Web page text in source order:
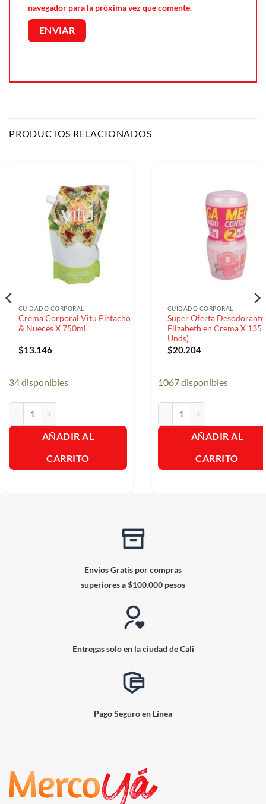
navegador para la próxima vez que comente.
PRODUCTOS RELACIONADOS
CUIDADO CORPORAL
Crema Corporal Vitu Pistacho
& Nueces X 750ml
$13.146
34 disponibles
AÑADIR AL
CARRITO
CUIDADO CORPORAL
Super Oferta Desodorante
Elizabeth en Crema X 135
Unds)
$20.204
1067 disponibles
AÑADIR AL
CARRITO
Envios Gratis por compras
superiores a $100.000 pesos
Entregas solo en la ciudad de Cali
Pago Seguro en Línea